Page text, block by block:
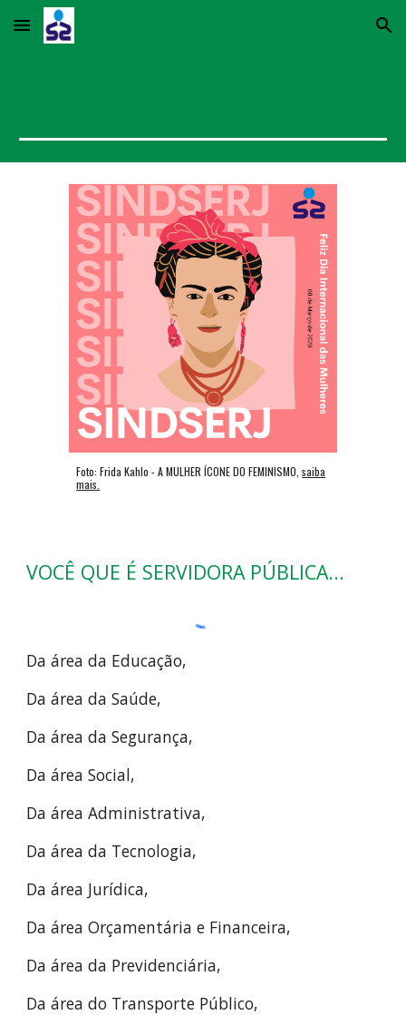
Skip to main content Skip to navigation
Foto: Frida Kahlo - A MULHER ÍCONE DO FEMINISMO,saiba
mais.
VOCÊ QUE É SERVIDORA PÚBLICA...
Da área da Educação,
Da área da Saúde,
Da área da Segurança,
Da área Social,
Da área Administrativa,
Da área da Tecnologia,
Da área Jurídica,
Da área Orçamentária e Financeira,
Da área da Previdenciária,
Da área do Transporte Público,